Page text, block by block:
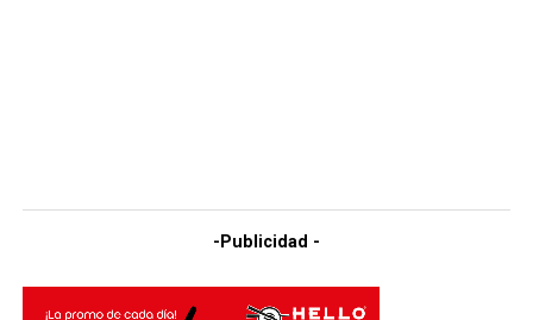
-Publicidad -